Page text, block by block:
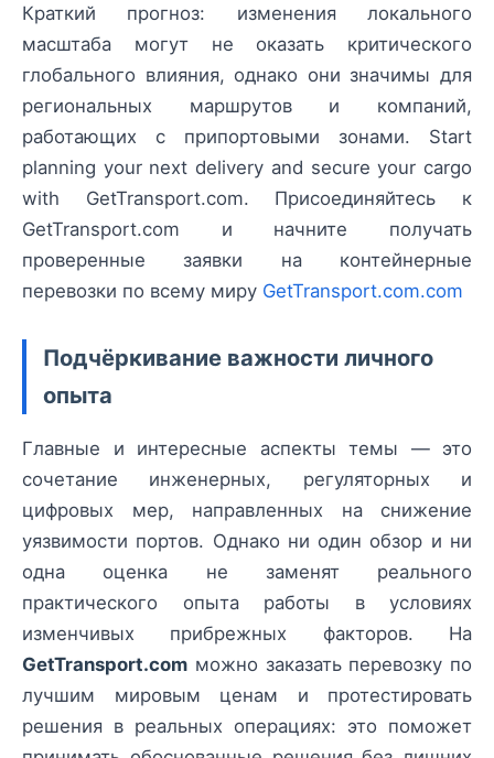
Краткий прогноз: изменения локального
масштаба могут не оказать критического
глобального влияния, однако они значимы для
региональных маршрутов и компаний,
работающих с припортовыми зонами. Start
planning your next delivery and secure your cargo
with GetTransport.com. Присоединяйтесь к
GetTransport.com и начните получать
проверенные заявки на контейнерные
перевозки по всему миру GetTransport.com.com
Подчёркивание важности личного
опыта
Главные и интересные аспекты темы — это
сочетание инженерных, регуляторных и
цифровых мер, направленных на снижение
уязвимости портов. Однако ни один обзор и ни
одна оценка не заменят реального
практического опыта работы в условиях
изменчивых прибрежных факторов. На
GetTransport.com можно заказать перевозку по
лучшим мировым ценам и протестировать
решения в реальных операциях: это поможет